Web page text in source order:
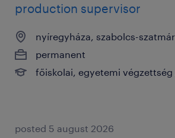
production supervisor
nyíregyháza, szabolcs-
permanent
főiskolai, egyetemi
posted 5 august 2026